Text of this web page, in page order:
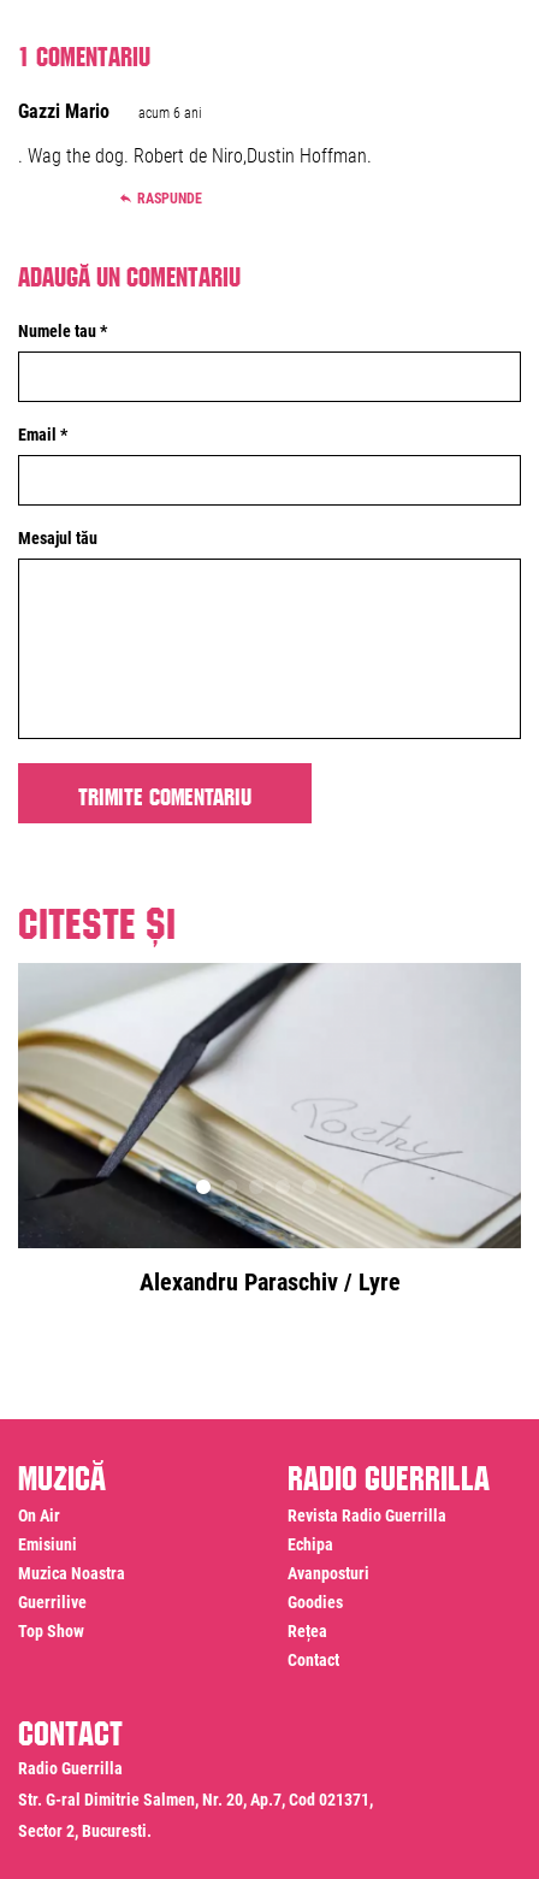
1 comentariu
Gazzi Mario acum 6 ani
. Wag the dog. Robert de Niro,Dustin Hoffman.
RASPUNDE
Adaugă un comentariu
Numele tau *
Email *
Mesajul tău
Citeste și
Alexandru Paraschiv / Lyre
Muzică
On Air
Emisiuni
Muzica Noastra
Guerrilive
Top Show
Radio Guerrilla
Revista Radio Guerrilla
Echipa
Avanposturi
Goodies
Rețea
Contact
Contact
Radio Guerrilla
Str. G-ral Dimitrie Salmen, Nr. 20, Ap.7, Cod 021371,
Sector 2, Bucuresti.